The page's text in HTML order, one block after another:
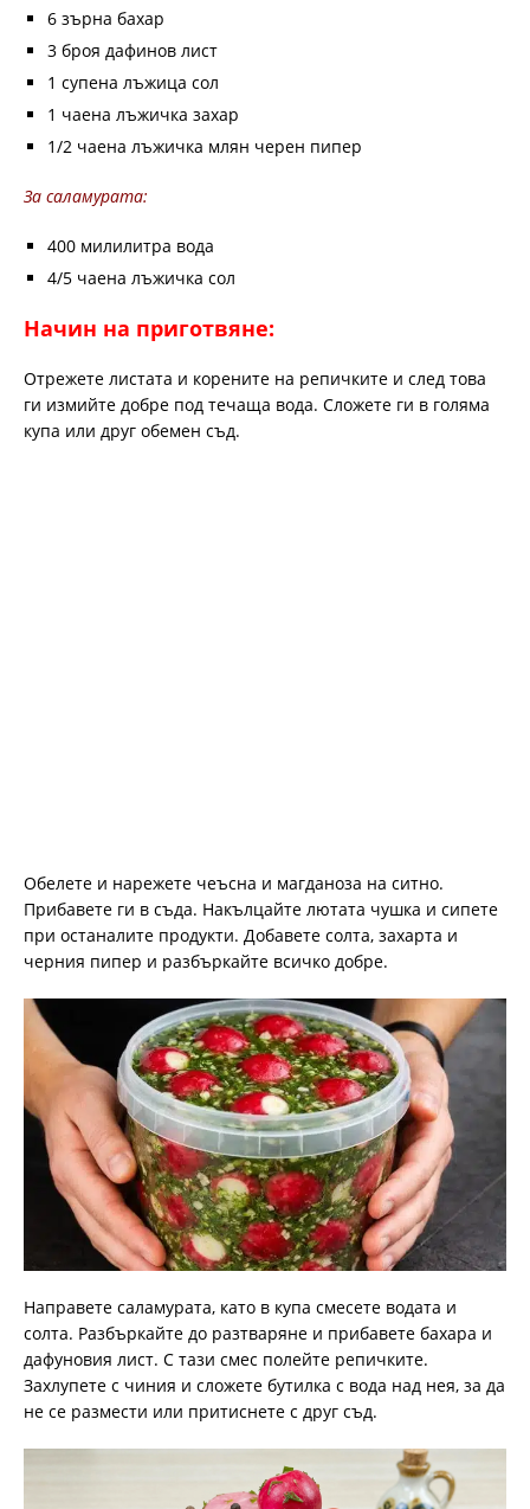
6 зърна бахар
3 броя дафинов лист
1 супена лъжица сол
1 чаена лъжичка захар
1/2 чаена лъжичка млян черен пипер
За саламурата:
400 милилитра вода
4/5 чаена лъжичка сол
Начин на приготвяне:
Отрежете листата и корените на репичките и след това
ги измийте добре под течаща вода. Сложете ги в голяма
купа или друг обемен съд.
Обелете и нарежете чеъсна и магданоза на ситно.
Прибавете ги в съда. Накълцайте лютата чушка и сипете
при останалите продукти. Добавете солта, захарта и
черния пипер и разбъркайте всичко добре.
Направете саламурата, като в купа смесете водата и
солта. Разбъркайте до разтваряне и прибавете бахара и
дафуновия лист. С тази смес полейте репичките.
Захлупете с чиния и сложете бутилка с вода над нея, за да
не се размести или притиснете с друг съд.